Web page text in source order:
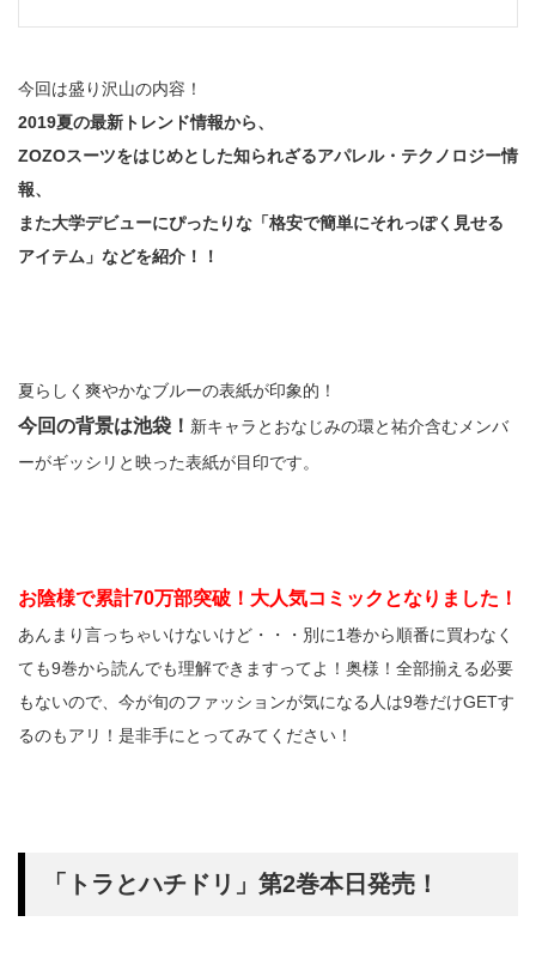
今回は盛り沢山の内容！
2019夏の最新トレンド情報から、
ZOZOスーツをはじめとした知られざるアパレル・テクノロジー情
報、
また大学デビューにぴったりな「格安で簡単にそれっぽく見せる
アイテム」などを紹介！！
夏らしく爽やかなブルーの表紙が印象的！
今回の背景は池袋！ 新キャラとおなじみの環と祐介含むメンバ
ーがギッシリと映った表紙が目印です。
お陰様で累計70万部突破！大人気コミックとなりました！
あんまり言っちゃいけないけど・・・別に1巻から順番に買わなく
ても9巻から読んでも理解できますってよ！奥様！全部揃える必要
もないので、今が旬のファッションが気になる人は9巻だけGETす
るのもアリ！是非手にとってみてください！
「トラとハチドリ」第2巻本日発売！